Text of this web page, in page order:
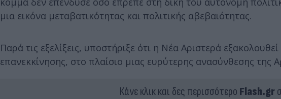
μια εικόνα μεταβατικότητας και πολιτικής αβεβαιότητας.
Παρά τις εξελίξεις, υποστήριξε ότι η Νέα Αριστερά
επανεκκίνησης, στο πλαίσιο μιας ευρύτερης ανασύνθεσης της
Κάνε κλικ και δες περισσότερο Flash.gr